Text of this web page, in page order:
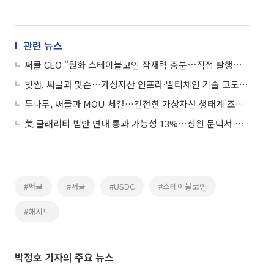
관련 뉴스
써클 CEO "원화 스테이블코인 잠재력 충분⋯직접 발행은 안할 것"
빗썸, 써클과 맞손…가상자산 인프라·멀티체인 기술 고도화 모색
두나무, 써클과 MOU 체결…건전한 가상자산 생태계 조성 협력
美 클래리티 법안 연내 통과 가능성 13%…상원 문턱서 제동
#써클 #서클 #USDC #스테이블코인
#해시드
박정호 기자의 주요 뉴스